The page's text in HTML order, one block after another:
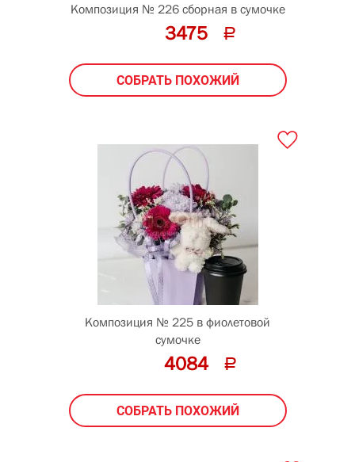
Композиция № 226 сборная в сумочке
3475
СОБРАТЬ ПОХОЖИЙ
Композиция № 225 в фиолетовой
сумочке
4084
СОБРАТЬ ПОХОЖИЙ